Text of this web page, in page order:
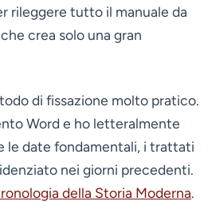
rileggere tutto il manuale da
crea solo una gran
di fissazione molto pratico.
Word e ho letteralmente
le date fondamentali, i trattati
nei giorni precedenti.
della Storia Moderna.